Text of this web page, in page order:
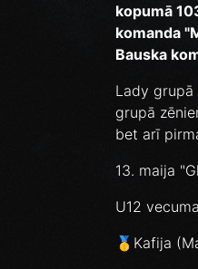
kopumā
komanda
Bauska
Lady grupā
grupā
bet arī
13. maija
U12
🥇Kafija